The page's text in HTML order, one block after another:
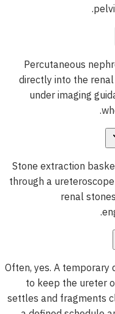
Percutaneous
directly into the
under imaging
Stone extraction
through a
renal
Often, yes. A
to keep the ureter
settles and fragments